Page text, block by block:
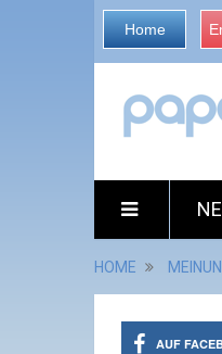
Home
HOME
AUF